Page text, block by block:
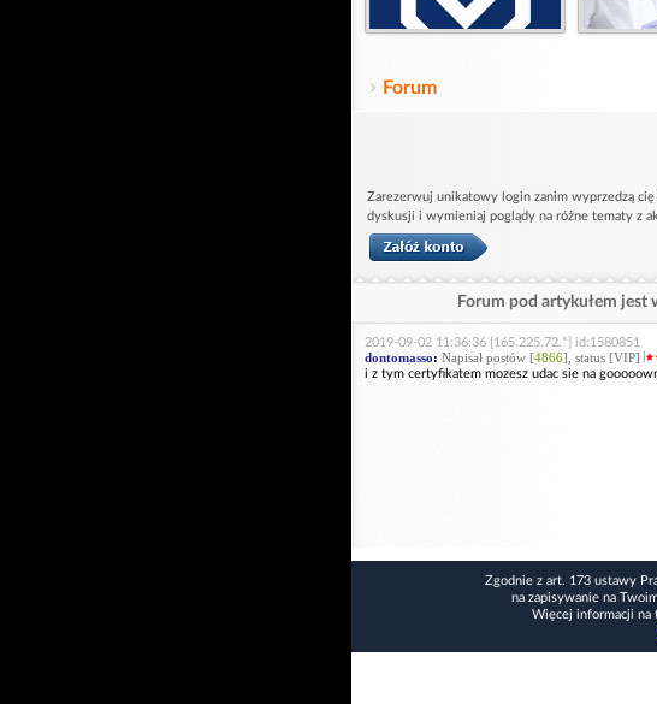
Forum
Zarezerwuj unikatowy login zanim wyprzedzą cię
dyskusji i wymieniaj poglądy na różne tematy z
Forum pod artykułem
2019-09-02 11:36:36 [165.225.72.*] id:1580851
dontomasso: Napisał postów [4866], status [VIP]
i z tym certyfikatem mozesz udac sie na
Zgodnie z art. 173 ustawy
na zapisywanie na
Więcej informacji na